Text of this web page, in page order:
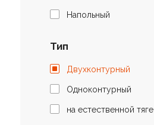
Напольный
Тип
Двухконтурный
Одноконтурный
на естественной тяге